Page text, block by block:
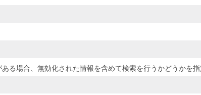
場合、無効化された情報を含めて検索を行うかどうかを指